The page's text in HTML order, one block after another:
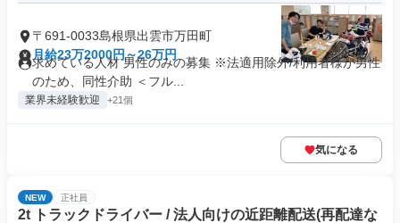
〒691-0033島根県出雲市万田町
月給23万2000円～26万円
求めている人材 男性のみの募集 ※法適用除外/利用者様が男性
のため、同性介助 ＜フル...
業界未経験歓迎 +21個
気になる
NEW 正社員
2t トラックドライバー / 法人向けの近距離配送(再配達な